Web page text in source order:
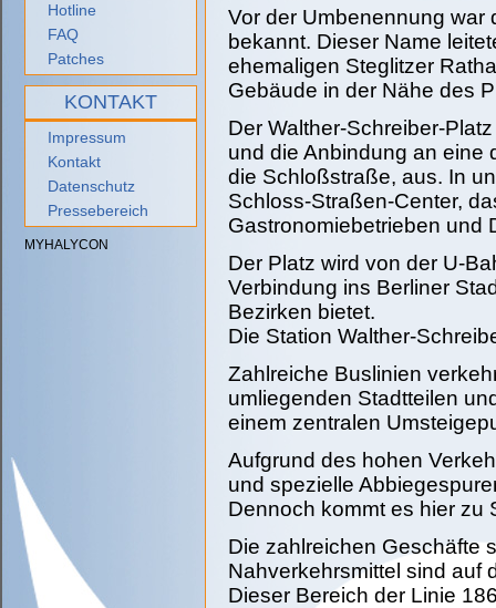
Hotline
FAQ
Patches
KONTAKT
Impressum
Kontakt
Datenschutz
Pressebereich
MYHALYCON
Vor der Umbenennung war
bekannt. Dieser Name
ehemaligen Steglitzer
Gebäude in der Nähe des
Der Walther-Schreiber-
und die Anbindung an eine
die Schloßstraße, aus. In
Schloss-Straßen-Center,
Gastronomiebetrieben und
Der Platz wird von der U-
Verbindung ins Berliner
Bezirken bietet.
Die Station Walther-
Zahlreiche Buslinien
umliegenden Stadtteilen
einem zentralen
Aufgrund des hohen
und spezielle
Dennoch kommt es hier zu
Die zahlreichen Geschäfte
Nahverkehrsmittel sind auf
Dieser Bereich der Linie